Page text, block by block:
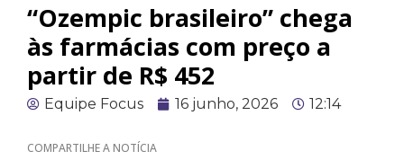
“Ozempic brasileiro” chega
às farmácias com preço a
partir de R$ 452
Equipe Focus 16 junho, 2026 12:14
COMPARTILHE A NOTÍCIA